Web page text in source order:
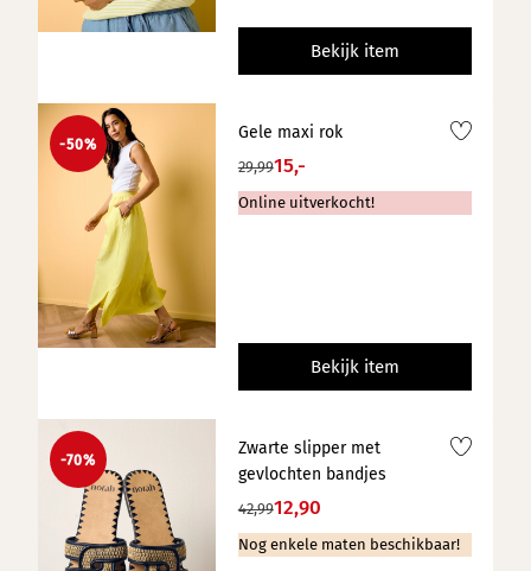
Bekijk item
-50%
Gele maxi rok
29,9915,-
Online uitverkocht!
Bekijk item
-70%
Zwarte slipper met
gevlochten bandjes
42,9912,90
Nog enkele maten beschikbaar!